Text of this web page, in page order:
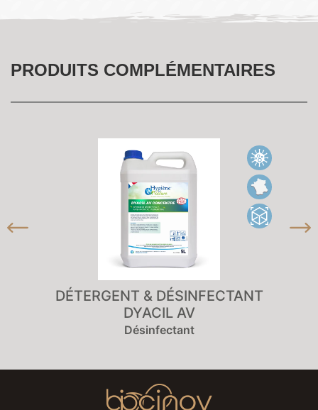
PRODUITS COMPLÉMENTAIRES
DÉTERGENT & DÉSINFECTANT
DYACIL AV
Désinfectant